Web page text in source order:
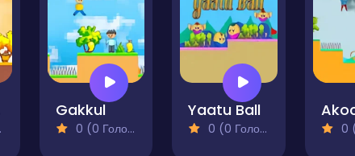
Gakkul
0 (0 Голосів)
Yaatu Ball
0 (0 Голосів) 0